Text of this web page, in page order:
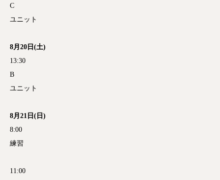
C
ユニット
8月20日(土)
13:30
B
ユニット
8月21日(日)
8:00
練習
11:00